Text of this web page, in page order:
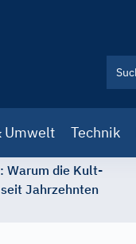
Umwelt Technik
Warum die Kult-
Jahrzehnten